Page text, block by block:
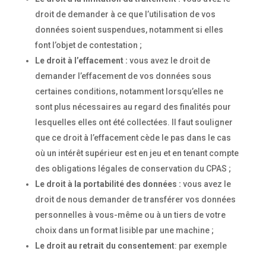
droit de demander à ce que l’utilisation de vos
données soient suspendues, notamment si elles
font l’objet de contestation ;
Le droit à l’effacement : vous avez le droit de
demander l’effacement de vos données sous
certaines conditions, notamment lorsqu’elles ne
sont plus nécessaires au regard des finalités pour
lesquelles elles ont été collectées. Il faut souligner
que ce droit à l’effacement cède le pas dans le cas
où un intérêt supérieur est en jeu et en tenant compte
des obligations légales de conservation du CPAS ;
Le droit à la portabilité des données : vous avez le
droit de nous demander de transférer vos données
personnelles à vous-même ou à un tiers de votre
choix dans un format lisible par une machine ;
Le droit au retrait du consentement: par exemple